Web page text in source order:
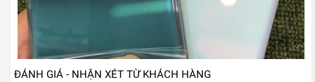
ĐÁNH GIÁ - NHẬN XÉT TỪ KHÁCH HÀNG